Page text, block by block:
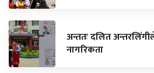
अन्ततः दलित
नागरिकता